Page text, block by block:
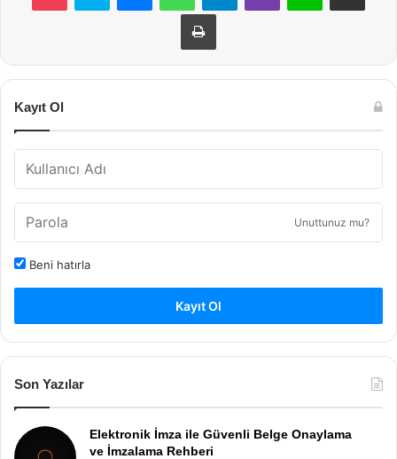
Yazdır
Kayıt Ol
Unuttunuz mu?
Beni hatırla
Kayıt Ol
Son Yazılar
Elektronik İmza ile Güvenli Belge Onaylama
ve İmzalama Rehberi